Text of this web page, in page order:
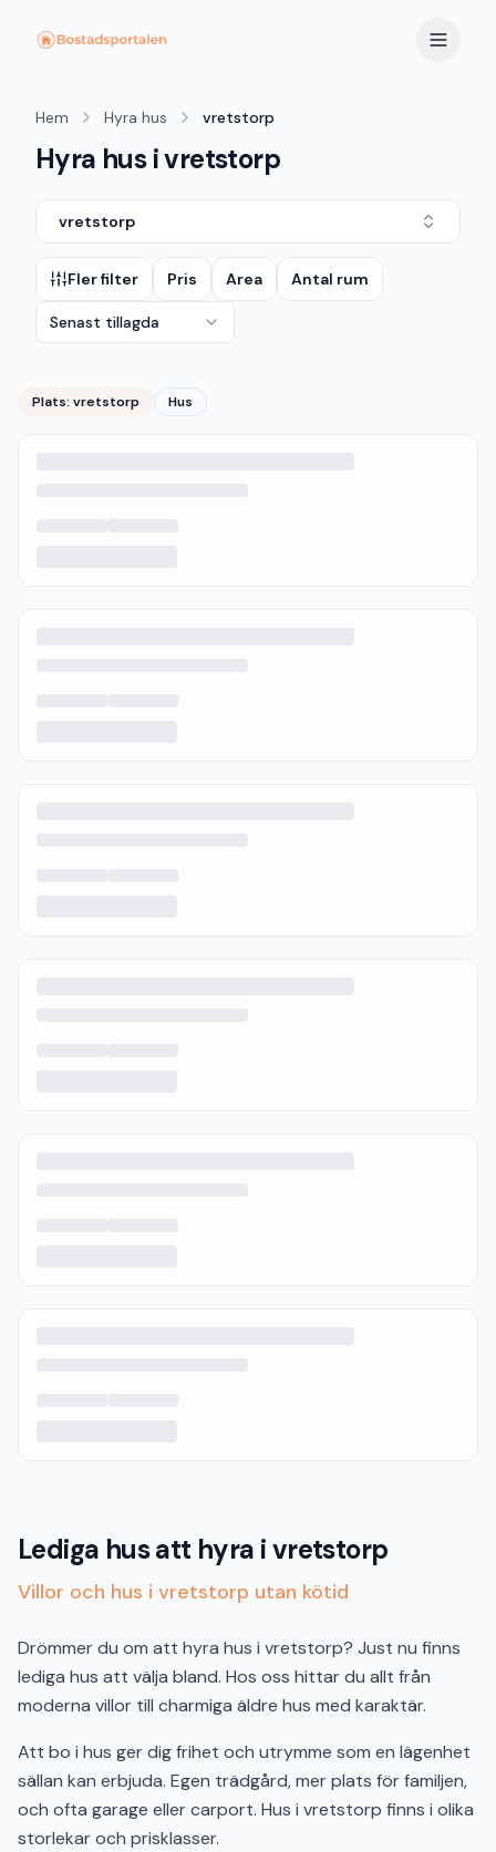
Hem Hyra hus vretstorp
Hyra hus i vretstorp
vretstorp
Fler filter Pris Area Antal rum
Senast tillagda
Plats: vretstorp Hus
Lediga hus att hyra i vretstorp
Villor och hus i vretstorp utan kötid
Drömmer du om att hyra hus i vretstorp? Just nu finns
lediga hus att välja bland. Hos oss hittar du allt från
moderna villor till charmiga äldre hus med karaktär.
Att bo i hus ger dig frihet och utrymme som en lägenhet
sällan kan erbjuda. Egen trädgård, mer plats för familjen,
och ofta garage eller carport. Hus i vretstorp finns i olika
storlekar och prisklasser.